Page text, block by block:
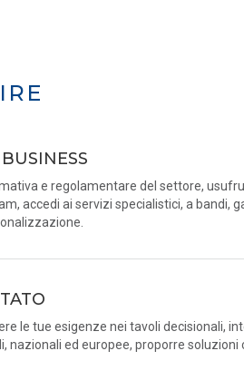
e regolamentare del settore,
accedi ai servizi specialistici, a bandi,
le tue esigenze nei tavoli decisionali,
nazionali ed europee, proporre soluzioni